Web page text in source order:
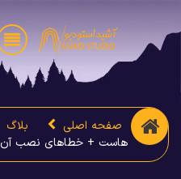
صفحه اصلی بلاگ
هاست + خطاهای نصب آن